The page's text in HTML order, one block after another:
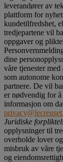
leverandører av
plattform for
kundetilfredshet,
tredjepartene vil
oppgaver og
dine
våre tjenester
som autonome
partnere. De vil
er nødvendig for
informasjon om
Juridiske
opplysninger til
overholde lover
misbruk av våre
og